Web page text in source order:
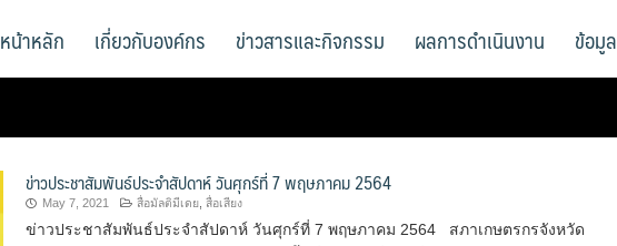
หน้าหลัก เกี่ยวกับองค์กร ข่าวสารและกิจกรรม ผลการดำเนินงาน ข้อมู
ข่าวประชาสัมพันธ์ประจำสัปดาห์ วันศุกร์ที่ 7 พฤษภาคม 2564
May 7, 2021 สื่อมัลติมีเดย, สื่อเสียง
ข่าวประชาสัมพันธ์ประจำสัปดาห์ วันศุกร์ที่ 7 พฤษภาคม 2564 สภาเกษตรกรจังหวัด